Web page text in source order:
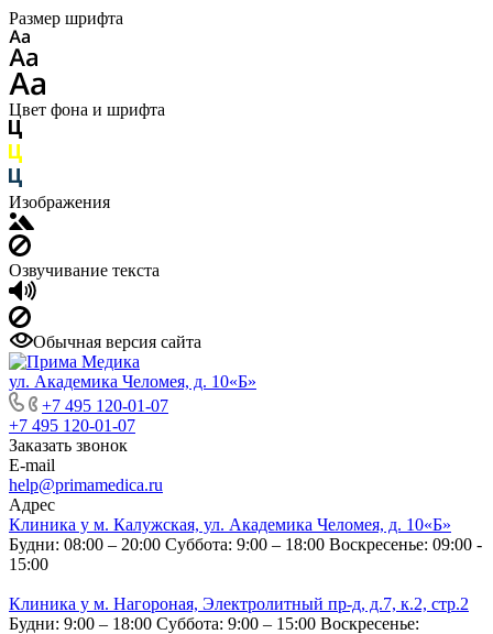
Размер шрифта
Цвет фона и шрифта
Изображения
Озвучивание текста
Обычная версия сайта
ул. Академика Челомея, д. 10«Б»
+7 495 120-01-07
+7 495 120-01-07
Заказать звонок
E-mail
help@primamedica.ru
Адрес
Клиника у м. Калужская, ул. Академика Челомея, д. 10«Б»
Будни: 08:00 – 20:00 Суббота: 9:00 – 18:00 Воскресенье: 09:00 -
15:00
Клиника у м. Нагороная, Электролитный пр-д, д.7, к.2, стр.2
Будни: 9:00 – 18:00 Суббота: 9:00 – 15:00 Воскресенье: